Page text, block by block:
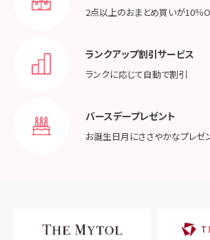
2点以上のおまとめ買いが10％
ランクアップ割引サービス
ランクに応じて自動で割引
バースデープレゼント
お誕生日月にささやかなプレゼ